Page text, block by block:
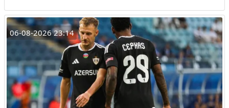
06-08-2026 23:14